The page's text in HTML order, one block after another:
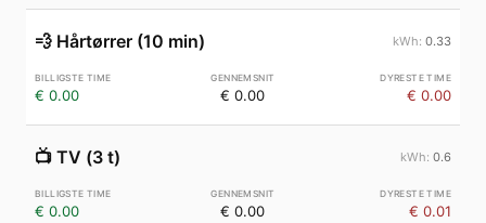
💨 Hårtørrer (10 min) 0.33
€ 0.00 € 0.00 € 0.00
📺 TV (3 t) 0.6
€ 0.00 € 0.00 € 0.01